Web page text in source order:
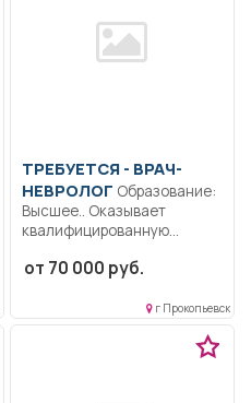
ТРЕБУЕТСЯ - ВРАЧ-
НЕВРОЛОГ
Высшее.. Оказывает
квалифицированную
своей специальности,...
от 70 000 руб.
г Прокопьевск